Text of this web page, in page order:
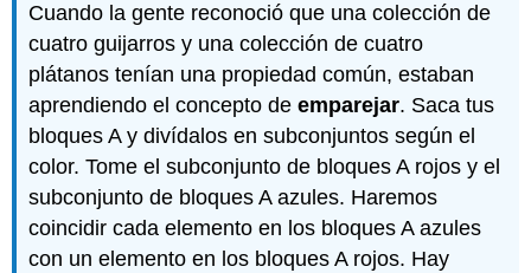
Cuando la gente reconoció que una colección de
cuatro guijarros y una colección de cuatro
plátanos tenían una propiedad común, estaban
aprendiendo el concepto deemparejar. Saca tus
bloques A y divídalos en subconjuntos según el
color. Tome el subconjunto de bloques A rojos y el
subconjunto de bloques A azules. Haremos
coincidir cada elemento en los bloques A azules
con un elemento en los bloques A rojos. Hay